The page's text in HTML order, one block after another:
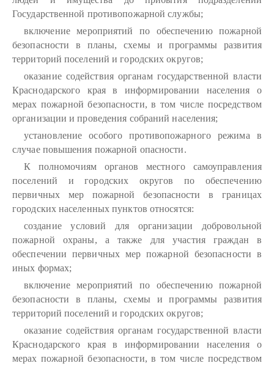
Государственной противопожарной службы;
включение мероприятий по обеспечению пожарной
безопасности в планы, схемы и программы развития
территорий поселений и городских округов;
оказание содействия органам государственной власти
Краснодарского края в информировании населения о
мерах пожарной безопасности, в том числе посредством
организации и проведения собраний населения;
установление особого противопожарного режима в
случае повышения пожарной опасности.
К полномочиям органов местного самоуправления
поселений и городских округов по обеспечению
первичных мер пожарной безопасности в границах
городских населенных пунктов относятся:
создание условий для организации добровольной
пожарной охраны, а также для участия граждан в
обеспечении первичных мер пожарной безопасности в
иных формах;
включение мероприятий по обеспечению пожарной
безопасности в планы, схемы и программы развития
территорий поселений и городских округов;
оказание содействия органам государственной власти
Краснодарского края в информировании населения о
мерах пожарной безопасности, в том числе посредством